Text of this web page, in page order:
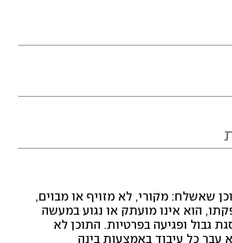
שאשלח: מקורי, לא מזויף או מבוים,
הוא אינו מועתק או נגוע במעשה
גבול ופגיעה בפרטיות. התוכן לא
עבר כל עיבוד באמצעות בינה